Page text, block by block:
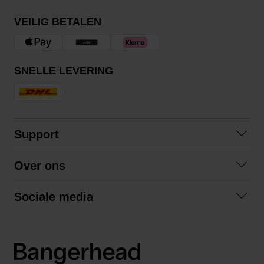
VEILIG BETALEN
SNELLE LEVERING
Support
Algemene voorwaarden
Over ons
Sociale media
LinkedIn